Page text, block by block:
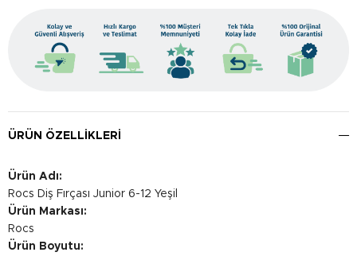
ÜRÜN ÖZELLIKLERI
Ürün Adı:
Rocs Diş Fırçası Junior 6-12 Yeşil
Ürün Markası:
Rocs
Ürün Boyutu: